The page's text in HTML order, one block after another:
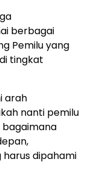
berbagai
Pemilu yang
tingkat
arah
nanti pemilu
harus dipahami